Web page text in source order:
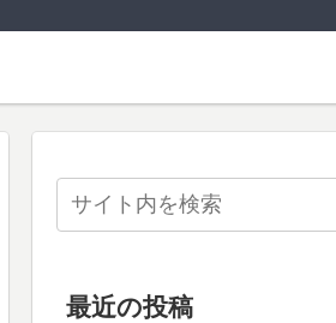
最近の投稿